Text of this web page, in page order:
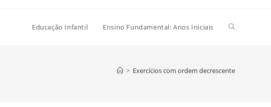
Educação Infantil Ensino Fundamental: Anos Iniciais Alternar
> Exercícios com ordem decrescente